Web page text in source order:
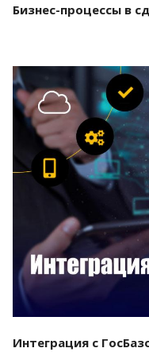
Бизнес-процессы в
Интеграция с